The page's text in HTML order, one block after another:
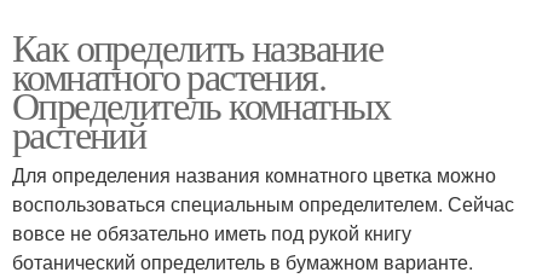
Как определить название
комнатного растения.
Определитель комнатных
растений
Для определения названия комнатного цветка можно
воспользоваться специальным определителем. Сейчас
вовсе не обязательно иметь под рукой книгу
ботанический определитель в бумажном варианте.